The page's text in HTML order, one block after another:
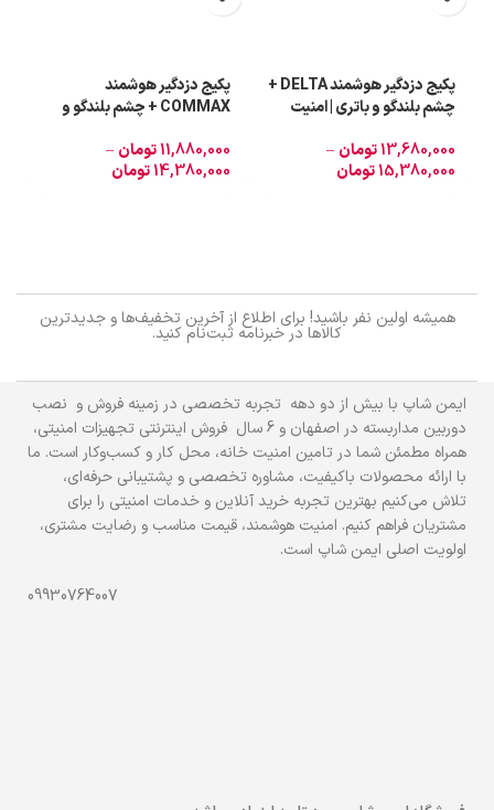
پکیج دزدگیر هوشمند DELTA +
چشم بلندگو و باتری | امنیت
13,680,000تومان –
15,380,000تومان
پکیج دزدگیر هوشمند
COMMAX + چشم بلندگو و
قطعی برق
11,880,000تومان –
14,380,000تومان
همیشه اولین نفر باشید! برای اطلاع از آخرین تخفیف‌ها و جدیدترین
کالاها در خبرنامه ثبت‌نام کنید.
ایمن شاپ با بیش از دو دهه تجربه تخصصی در زمینه فروش و نصب
دوربین مداربسته در اصفهان و 6 سال فروش اینترنتی تجهیزات امنیتی،
همراه مطمئن شما در تامین امنیت خانه، محل کار و کسب‌وکار است. ما
با ارائه محصولات باکیفیت، مشاوره تخصصی و پشتیبانی حرفه‌ای،
تلاش می‌کنیم بهترین تجربه خرید آنلاین و خدمات امنیتی را برای
مشتریان فراهم کنیم. امنیت هوشمند، قیمت مناسب و رضایت مشتری،
اولویت اصلی ایمن شاپ است.
09930764007